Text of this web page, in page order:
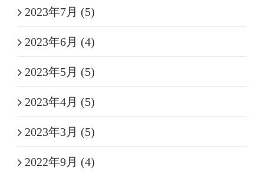
2023年7月 (5)
2023年6月 (4)
2023年5月 (5)
2023年4月 (5)
2023年3月 (5)
2022年9月 (4)